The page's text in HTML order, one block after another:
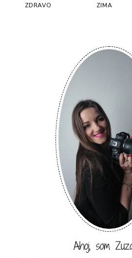
ZDRAVO ZIMA
Ahoj, som